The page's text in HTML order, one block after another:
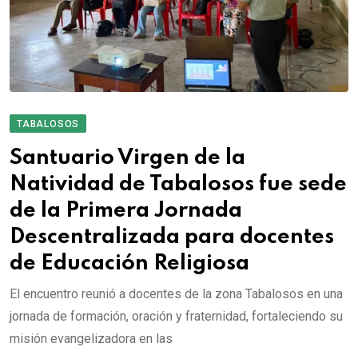
TABALOSOS
Santuario Virgen de la
Natividad de Tabalosos fue sede
de la Primera Jornada
Descentralizada para docentes
de Educación Religiosa
El encuentro reunió a docentes de la zona Tabalosos en una
jornada de formación, oración y fraternidad, fortaleciendo su
misión evangelizadora en las